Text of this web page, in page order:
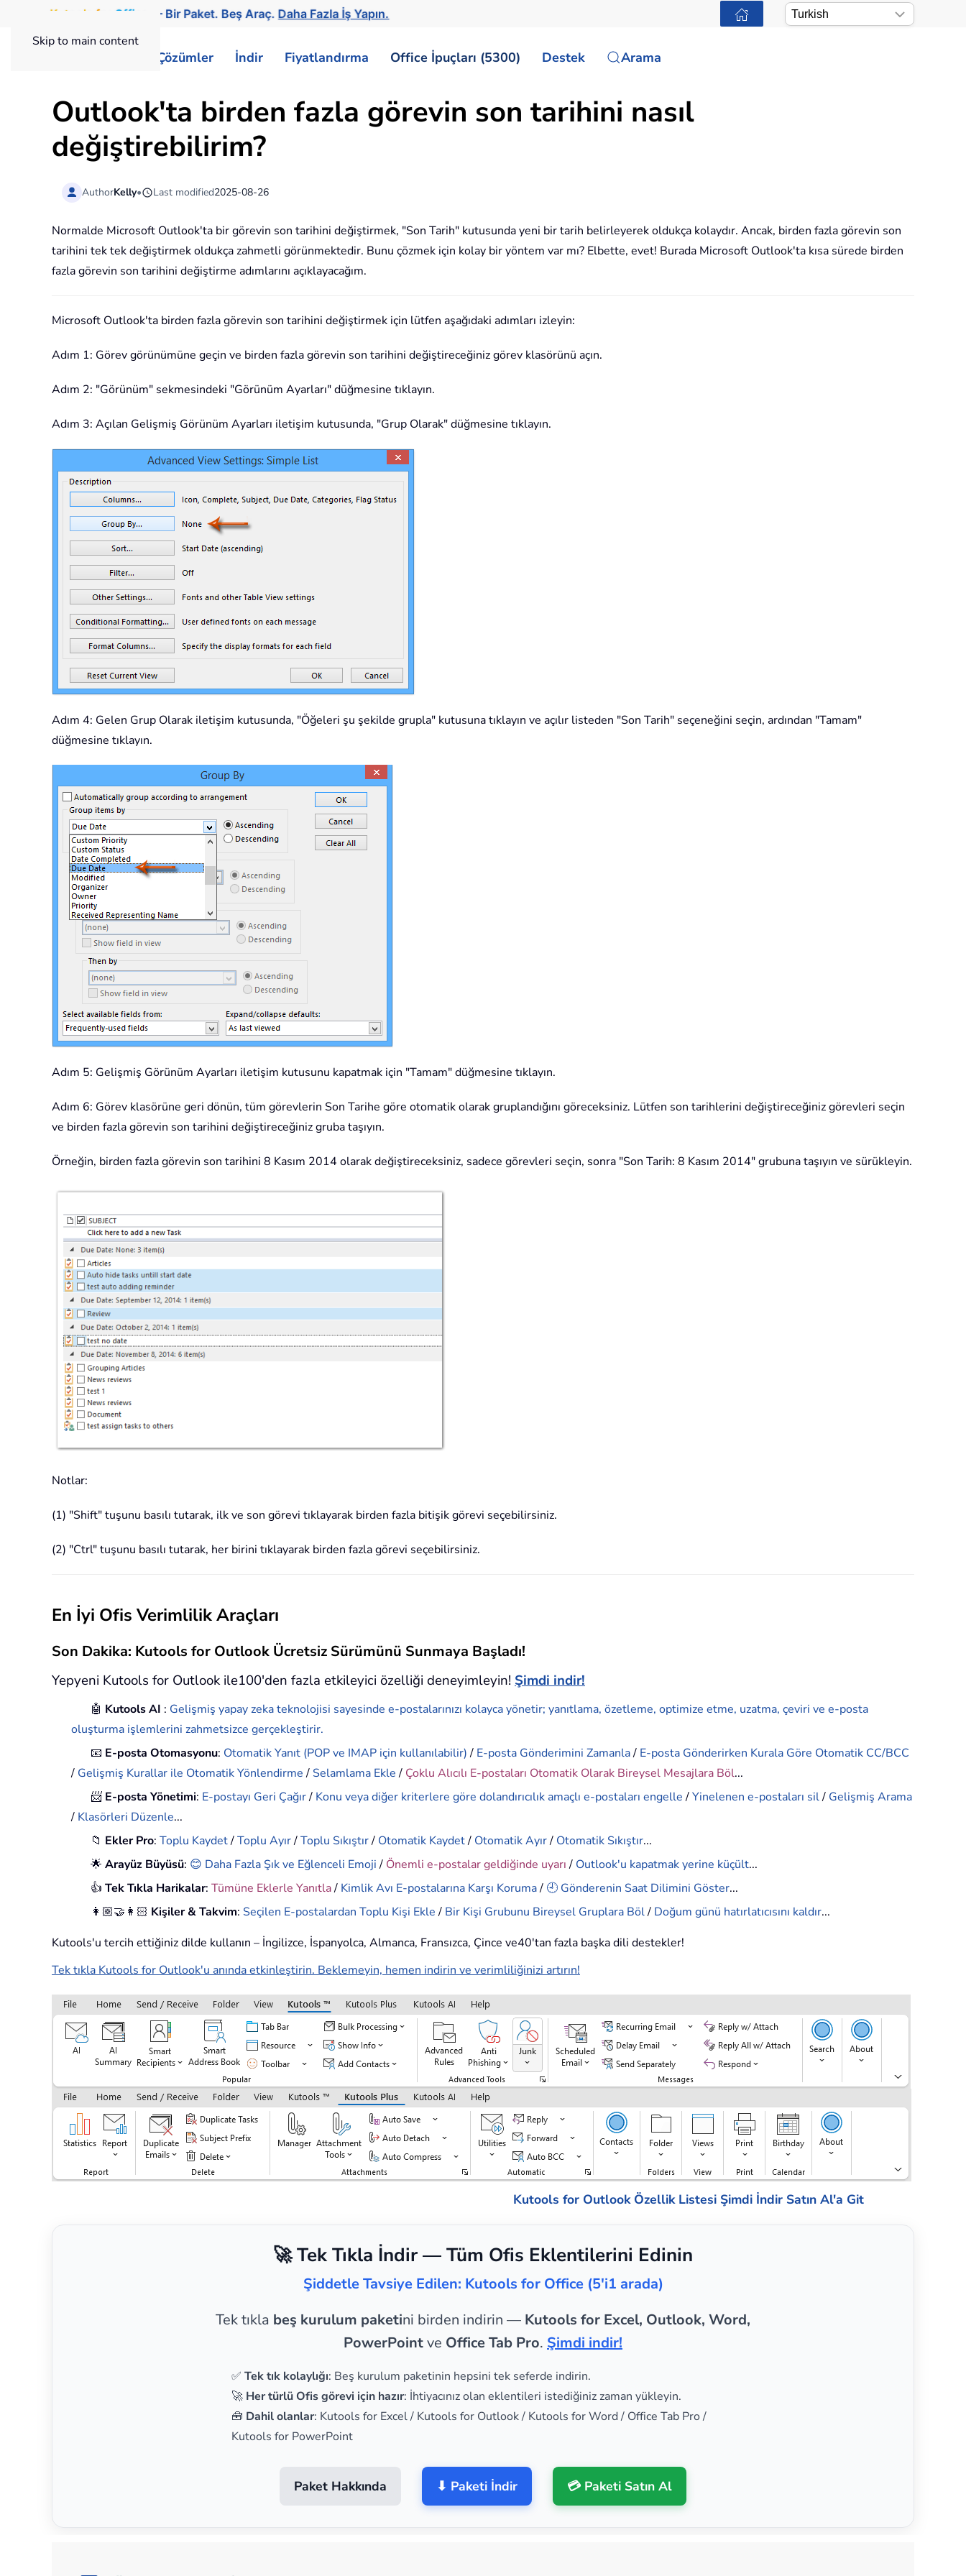
Skip to main content
Kutools for Office — Bir Paket. Beş Araç.Daha Fazla İş Yapın.
Çözümler İndir Fiyatlandırma Office İpuçları (5300) Destek Arama
Outlook'ta birden fazla görevin son tarihini nasıl
değiştirebilirim?
AuthorKelly• Last modified2025-08-26
Normalde Microsoft Outlook'ta bir görevin son tarihini değiştirmek, "Son Tarih" kutusunda yeni bir tarih belirleyerek oldukça kolaydır. Ancak, birden fazla görevin son
tarihini tek tek değiştirmek oldukça zahmetli görünmektedir. Bunu çözmek için kolay bir yöntem var mı? Elbette, evet! Burada Microsoft Outlook'ta kısa sürede birden
fazla görevin son tarihini değiştirme adımlarını açıklayacağım.
Microsoft Outlook'ta birden fazla görevin son tarihini değiştirmek için lütfen aşağıdaki adımları izleyin:
Adım 1: Görev görünümüne geçin ve birden fazla görevin son tarihini değiştireceğiniz görev klasörünü açın.
Adım 2: "Görünüm" sekmesindeki "Görünüm Ayarları" düğmesine tıklayın.
Adım 3: Açılan Gelişmiş Görünüm Ayarları iletişim kutusunda, "Grup Olarak" düğmesine tıklayın.
Adım 4: Gelen Grup Olarak iletişim kutusunda, "Öğeleri şu şekilde grupla" kutusuna tıklayın ve açılır listeden "Son Tarih" seçeneğini seçin, ardından "Tamam"
düğmesine tıklayın.
Adım 5: Gelişmiş Görünüm Ayarları iletişim kutusunu kapatmak için "Tamam" düğmesine tıklayın.
Adım 6: Görev klasörüne geri dönün, tüm görevlerin Son Tarihe göre otomatik olarak gruplandığını göreceksiniz. Lütfen son tarihlerini değiştireceğiniz görevleri seçin
ve birden fazla görevin son tarihini değiştireceğiniz gruba taşıyın.
Örneğin, birden fazla görevin son tarihini 8 Kasım 2014 olarak değiştireceksiniz, sadece görevleri seçin, sonra "Son Tarih: 8 Kasım 2014" grubuna taşıyın ve sürükleyin.
Notlar:
(1) "Shift" tuşunu basılı tutarak, ilk ve son görevi tıklayarak birden fazla bitişik görevi seçebilirsiniz.
(2) "Ctrl" tuşunu basılı tutarak, her birini tıklayarak birden fazla görevi seçebilirsiniz.
En İyi Ofis Verimlilik Araçları
Son Dakika: Kutools for Outlook Ücretsiz Sürümünü Sunmaya Başladı!
Yepyeni Kutools for Outlook ile100'den fazla etkileyici özelliği deneyimleyin! Şimdi indir!
🤖 Kutools AI : Gelişmiş yapay zeka teknolojisi sayesinde e-postalarınızı kolayca yönetir; yanıtlama, özetleme, optimize etme, uzatma, çeviri ve e-posta
oluşturma işlemlerini zahmetsizce gerçekleştirir.
📧 E-posta Otomasyonu: Otomatik Yanıt (POP ve IMAP için kullanılabilir)/ E-posta Gönderimini Zamanla/ E-posta Gönderirken Kurala Göre Otomatik CC/BCC
/ Gelişmiş Kurallar ile Otomatik Yönlendirme/ Selamlama Ekle/ Çoklu Alıcılı E-postaları Otomatik Olarak Bireysel Mesajlara Böl...
📨 E-posta Yönetimi: E-postayı Geri Çağır/ Konu veya diğer kriterlere göre dolandırıcılık amaçlı e-postaları engelle/Yinelenen e-postaları sil/ Gelişmiş Arama
/ Klasörleri Düzenle...
📁 Ekler Pro:Toplu Kaydet/Toplu Ayır/Toplu Sıkıştır/ Otomatik Kaydet/ Otomatik Ayır/ Otomatik Sıkıştır...
🌟Arayüz Büyüsü: 😊 Daha Fazla Şık ve Eğlenceli Emoji/ Önemli e-postalar geldiğinde uyarı/ Outlook'u kapatmak yerine küçült...
👍Tek Tıkla Harikalar:Tümüne Eklerle Yanıtla/ Kimlik Avı E-postalarına Karşı Koruma/ 🕘 Gönderenin Saat Dilimini Göster...
👩🏼‍🤝‍👩🏻 Kişiler & Takvim: Seçilen E-postalardan Toplu Kişi Ekle/ Bir Kişi Grubunu Bireysel Gruplara Böl/ Doğum günü hatırlatıcısını kaldır...
Kutools'u tercih ettiğiniz dilde kullanın – İngilizce, İspanyolca, Almanca, Fransızca, Çince ve40'tan fazla başka dili destekler!
Tek tıkla Kutools for Outlook'u anında etkinleştirin. Beklemeyin, hemen indirin ve verimliliğinizi artırın!
Kutools for Outlook Özellik Listesi Şimdi İndir Satın Al'a Git
🚀 Tek Tıkla İndir — Tüm Ofis Eklentilerini Edinin
Şiddetle Tavsiye Edilen: Kutools for Office (5'i1 arada)
Tek tıkla beş kurulum paketini birden indirin — Kutools for Excel, Outlook, Word,
PowerPointve Office Tab Pro. Şimdi indir!
✅ Tek tık kolaylığı: Beş kurulum paketinin hepsini tek seferde indirin.
🚀 Her türlü Ofis görevi için hazır: İhtiyacınız olan eklentileri istediğiniz zaman yükleyin.
🧰 Dahil olanlar: Kutools for Excel / Kutools for Outlook / Kutools for Word / Office Tab Pro /
Kutools for PowerPoint
Paket Hakkında ⬇ Paketi İndir 💳 Paketi Satın Al